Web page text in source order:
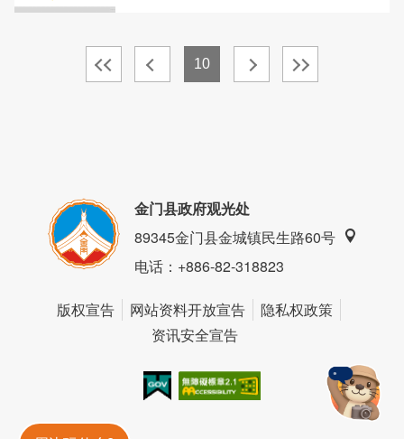
10
金门县政府观光处
89345金门县金城镇民生路60号
电话：+886-82-318823
版权宣告 网站资料开放宣告
隐私权政策
资讯安全宣告